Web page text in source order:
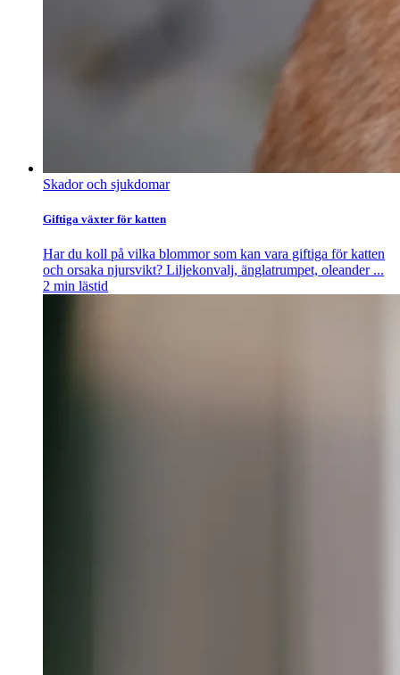
Skador och sjukdomar
Giftiga växter för katten
Har du koll på vilka blommor som kan vara giftiga för katten
och orsaka njursvikt? Liljekonvalj, änglatrumpet, oleander ...
2 min lästid